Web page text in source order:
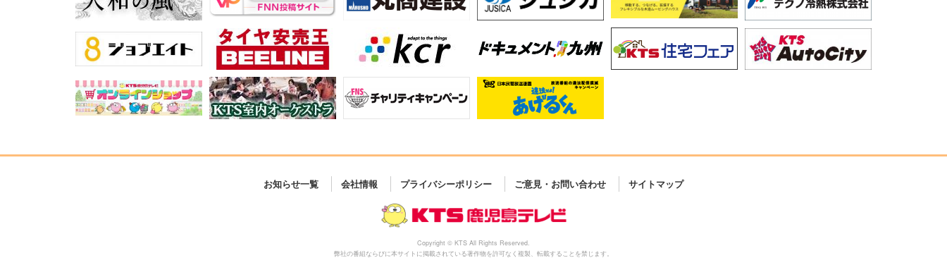
お知らせ一覧 会社情報 プライバシーポリシー ご意見・お問い合わせ サイトマップ
Copyright © KTS All Rights Reserved.
弊社の番組ならびに本サイトに掲載されている著作物を許可なく複製、転載することを禁じます。